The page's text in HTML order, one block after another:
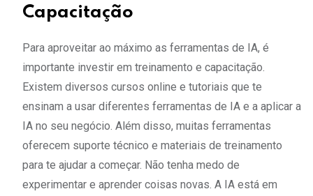
Capacitação
Para aproveitar ao máximo as ferramentas de IA, é
importante investir em treinamento e capacitação.
Existem diversos cursos online e tutoriais que te
ensinam a usar diferentes ferramentas de IA e a aplicar a
IA no seu negócio. Além disso, muitas ferramentas
oferecem suporte técnico e materiais de treinamento
para te ajudar a começar. Não tenha medo de
experimentar e aprender coisas novas. A IA está em